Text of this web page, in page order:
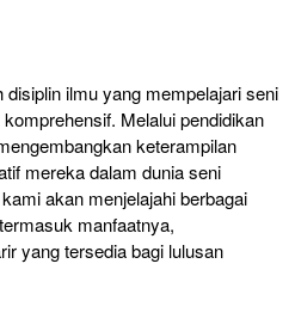
disiplin ilmu yang mempelajari seni
Melalui pendidikan
keterampilan
mereka dalam dunia seni
akan menjelajahi berbagai
manfaatnya,
yang tersedia bagi lulusan